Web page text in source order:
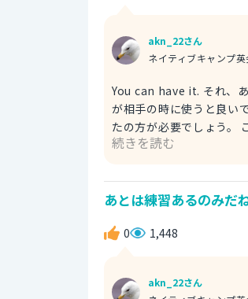
akn_22さん
ネイティブキャンプ
You can have it. それ、あなたにあげるよ。 これは、とてもにカ
が相手の時に使うと良いでしょう。ま
たの方が必要でしょう。 この表現を最初の文に続けて使うと、短くてやや味気なかったのが華やかなものになり
ます。 If you like, I can give this to you. よろしければ、あなたにあげますよ。 「If you like, I can give this
とで、丁寧な言い方にな
続きを読む
あとは練習あるのみだ
0 1,448
akn_22さん